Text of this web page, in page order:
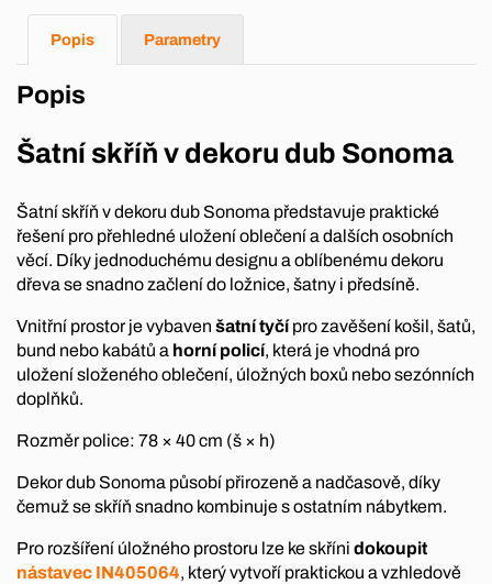
Popis Parametry
Popis
Šatní skříň v dekoru dub Sonoma
Šatní skříň v dekoru dub Sonoma představuje praktické
řešení pro přehledné uložení oblečení a dalších osobních
věcí. Díky jednoduchému designu a oblíbenému dekoru
dřeva se snadno začlení do ložnice, šatny i předsíně.
Vnitřní prostor je vybaven šatní tyčípro zavěšení košil, šatů,
bund nebo kabátů a horní policí, která je vhodná pro
uložení složeného oblečení, úložných boxů nebo sezónních
doplňků.
Rozměr police: 78 × 40 cm (š × h)
Dekor dub Sonoma působí přirozeně a nadčasově, díky
čemuž se skříň snadno kombinuje s ostatním nábytkem.
Pro rozšíření úložného prostoru lze ke skříni dokoupit
nástavec IN405064, který vytvoří praktickou a vzhledově